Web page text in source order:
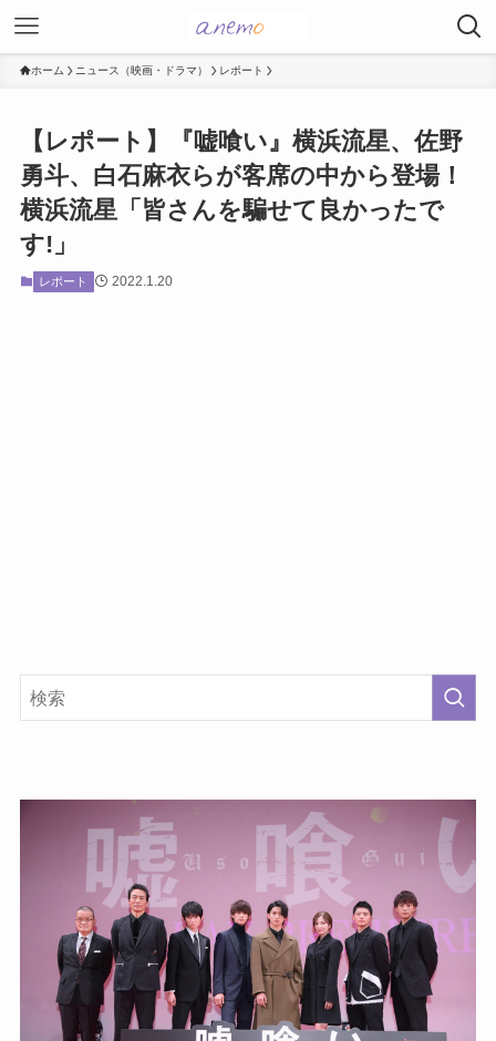
ホーム ニュース（映画・ドラマ） レポート
【レポート】『嘘喰い』横浜流星、佐野
勇斗、白石麻衣らが客席の中から登場！
横浜流星「皆さんを騙せて良かったで
す!」
レポート 2022.1.20